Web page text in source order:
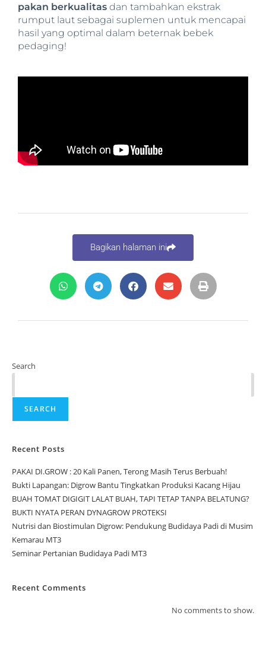
pakan berkualitas dan tambahkan ekstrak
rumput laut sebagai suplemen untuk mencapai
hasil yang optimal dalam beternak bebek
pedaging!
Bagikan halaman ini
Search
SEARCH
Recent Posts
PAKAI DI.GROW : 20 Kali Panen, Terong Masih Terus Berbuah!
Bukti Lapangan: Digrow Bantu Tingkatkan Produksi Kacang Hijau
BUAH TOMAT DIGIGIT LALAT BUAH, TAPI TETAP TANPA BELATUNG?
BUKTI NYATA PERAN DYNAGROW PROTEKSI
Nutrisi dan Biostimulan Digrow: Pendukung Budidaya Padi di Musim
Kemarau MT3
Seminar Pertanian Budidaya Padi MT3
Recent Comments
No comments to show.